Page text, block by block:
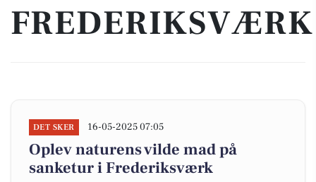
FREDERIKSVÆRK
DET SKER 16-05-2025 07:05
Oplev naturens vilde mad på
sanketur i Frederiksværk